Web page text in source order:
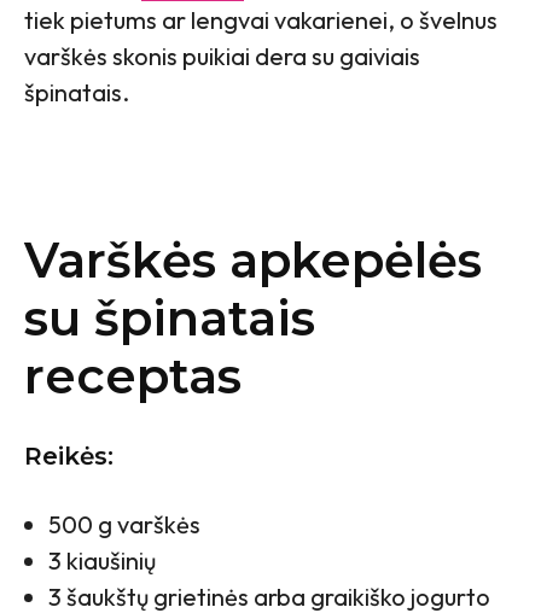
tiek pietums ar lengvai vakarienei, o švelnus
varškės skonis puikiai dera su gaiviais
špinatais.
Varškės apkepėlės
su špinatais
receptas
Reikės:
500 g varškės
3 kiaušinių
3 šaukštų grietinės arba graikiško jogurto